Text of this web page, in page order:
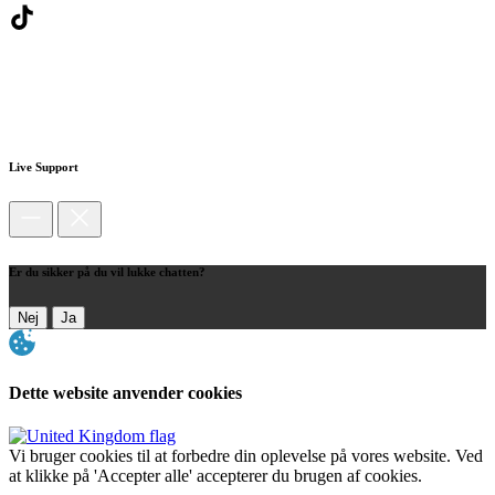
Live Support
Er du sikker på du vil lukke chatten?
Nej Ja
Dette website anvender cookies
Vi bruger cookies til at forbedre din oplevelse på vores website. Ved
at klikke på 'Accepter alle' accepterer du brugen af cookies.